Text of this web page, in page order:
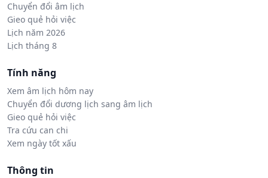
Chuyển đổi âm lịch
Gieo quẻ hỏi việc
Lịch năm 2026
Lịch tháng 8
Tính năng
Xem âm lịch hôm nay
Chuyển đổi dương lịch sang âm lịch
Gieo quẻ hỏi việc
Tra cứu can chi
Xem ngày tốt xấu
Thông tin